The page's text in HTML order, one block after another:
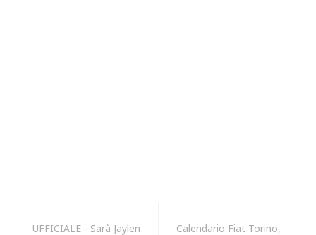
UFFICIALE - Sarà Jaylen
Calendario Fiat Torino,